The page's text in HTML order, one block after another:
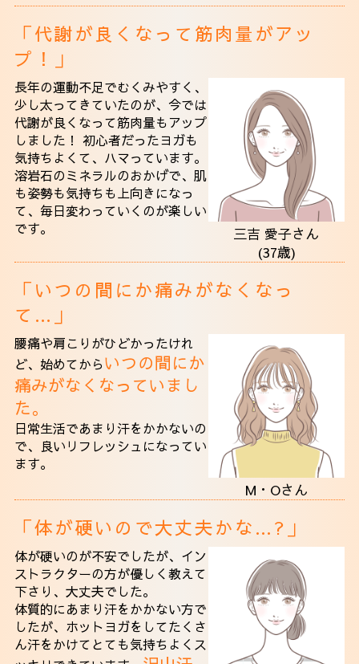
「代謝が良くなって筋肉量がアッ
プ！」
三吉 愛子さん
(37歳)
長年の運動不足でむくみやすく、
少し太ってきていたのが、今では
代謝が良くなって筋肉量もアップ
しました！ 初心者だったヨガも
気持ちよくて、ハマっています。
溶岩石のミネラルのおかげで、肌
も姿勢も気持ちも上向きになっ
て、毎日変わっていくのが楽しい
です。
「いつの間にか痛みがなくなっ
て…」
M・Oさん
腰痛や肩こりがひどかったけれ
ど、始めてからいつの間にか
痛みがなくなっていまし
た。
日常生活であまり汗をかかないの
で、良いリフレッシュになってい
ます。
「体が硬いので大丈夫かな…?」
体が硬いのが不安でしたが、イン
ストラクターの方が優しく教えて
下さり、大丈夫でした。
体質的にあまり汗をかかない方で
したが、ホットヨガをしてたくさ
ん汗をかけてとても気持ちよくス